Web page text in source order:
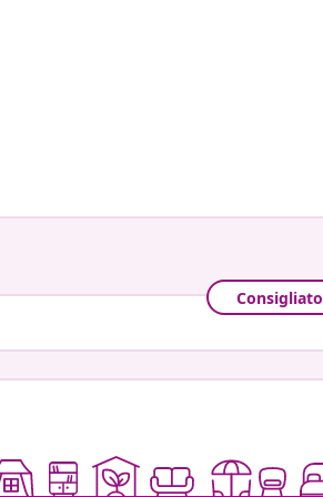
Consigliato